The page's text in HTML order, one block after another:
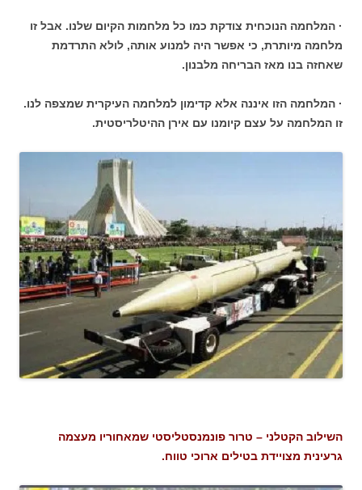
· המלחמה הנוכחית צודקת כמו כל מלחמות הקיום שלנו. אבל זו
מלחמה מיותרת, כי אפשר היה למנוע אותה, לולא התרדמת
שאחזה בנו מאז הבריחה מלבנון.
· המלחמה הזו איננה אלא קדימון למלחמה העיקרית שמצפה לנו.
זו המלחמה על עצם קיומנו עם אירן ההיטלריסטית.
השילוב הקטלני – טרור פונמנסטליסטי שמאחוריו מעצמה
גרעינית מצויידת בטילים ארוכי טווח.